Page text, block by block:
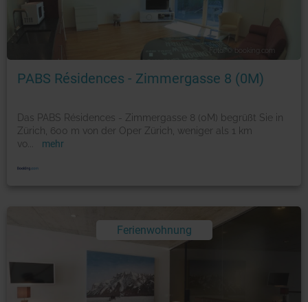
Foto: © booking.com
PABS Résidences - Zimmergasse 8 (0M)
Das PABS Résidences - Zimmergasse 8 (0M) begrüßt Sie in
Zürich, 600 m von der Oper Zürich, weniger als 1 km
vo
mehr
Ferienwohnung